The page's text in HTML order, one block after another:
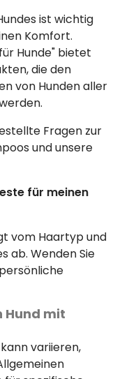
ist wichtig
Komfort.
Hunde" bietet
die den
von Hunden aller
Fragen zur
und unsere
für meinen
vom Haartyp und
ab. Wenden Sie
Hund mit
variieren,